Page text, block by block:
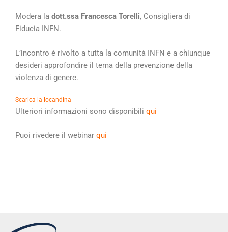
Modera la dott.ssa Francesca Torelli, Consigliera di
Fiducia INFN.
L’incontro è rivolto a tutta la comunità INFN e a chiunque
desideri approfondire il tema della prevenzione della
violenza di genere.
Scarica la locandina
Ulteriori informazioni sono disponibili qui
Puoi rivedere il webinar qui